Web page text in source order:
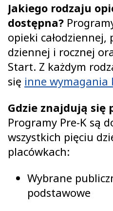
Jakiego rodzaju
dostępna?
opieki całodziennej,
dziennej i rocznej
Start. Z każdym
się inne wymagania
Gdzie znajdują się
Programy Pre-K są
wszystkich pięciu
placówkach:
Wybrane
podstawowe